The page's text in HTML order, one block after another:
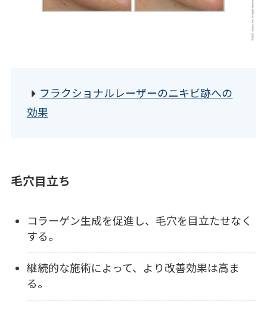
フラクショナルレーザーのニキビ跡への
効果
毛穴目立ち
コラーゲン生成を促進し、毛穴を目立たせなく
する。
継続的な施術によって、より改善効果は高ま
る。